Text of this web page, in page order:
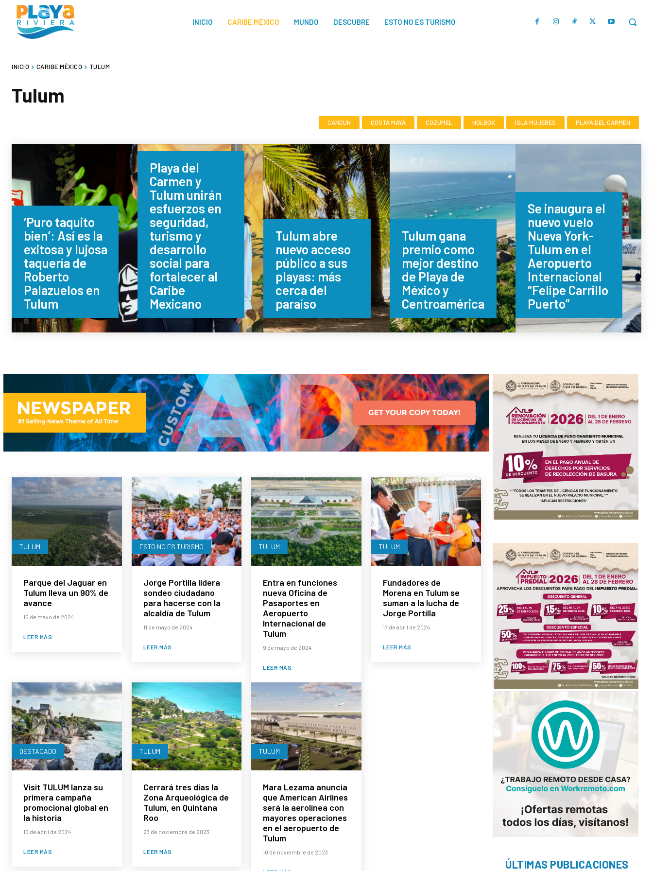
INICIO CARIBE MÉXICO MUNDO DESCUBRE ESTO NO ES TURISMO
INICIO CARIBE MÉXICO TULUM
Tulum
CANCÚN COSTA MAYA COZUMEL HOLBOX ISLA MUJERES PLAYA DEL CARMEN
‘Puro taquito
bien’: Así es la
exitosa y lujosa
taquería de
Roberto
Palazuelos en
Tulum
Playa del
Carmen y
Tulum unirán
esfuerzos en
seguridad,
turismo y
desarrollo
social para
fortalecer al
Caribe
Mexicano
Tulum abre
nuevo acceso
público a sus
playas: más
cerca del
paraíso
Tulum gana
premio como
mejor destino
de Playa de
México y
Centroamérica
Se inaugura el
nuevo vuelo
Nueva York-
Tulum en el
Aeropuerto
Internacional
“Felipe Carrillo
Puerto”
TULUM
Parque del Jaguar en
Tulum lleva un 90% de
avance
15 de mayo de 2024
LEER MÁS
ESTO NO ES TURISMO
Jorge Portilla lidera
sondeo ciudadano
para hacerse con la
alcaldía de Tulum
11 de mayo de 2024
LEER MÁS
TULUM
Entra en funciones
nueva Oficina de
Pasaportes en
Aeropuerto
Internacional de
Tulum
9 de mayo de 2024
LEER MÁS
TULUM
Fundadores de
Morena en Tulum se
suman a la lucha de
Jorge Portilla
17 de abril de 2024
LEER MÁS
DESTACADO
Visit TULUM lanza su
primera campaña
promocional global en
la historia
15 de abril de 2024
LEER MÁS
TULUM
Cerrará tres días la
Zona Arqueológica de
Tulum, en Quintana
Roo
23 de noviembre de 2023
LEER MÁS
TULUM
Mara Lezama anuncia
que American Airlines
será la aerolínea con
mayores operaciones
en el aeropuerto de
Tulum
10 de noviembre de 2023
ÚLTIMAS PUBLICACIONES